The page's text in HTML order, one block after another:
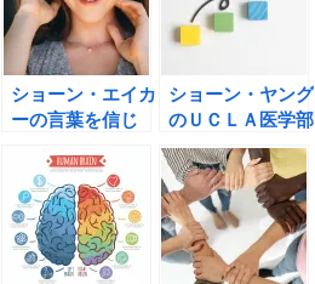
ショーン・エイカ
ーの言葉を信じ
せよう！
ショーン・ヤング
のＵＣＬＡ医学部
教授が教える科学
的に証明された究
極の「なし遂げる
力」の書評